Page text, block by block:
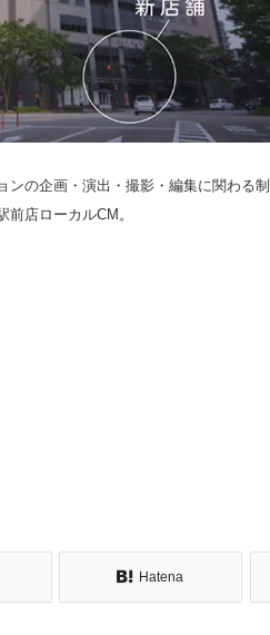
ンの企画・演出­­・撮影・編集に関わる
店ローカルCM。
Hatena